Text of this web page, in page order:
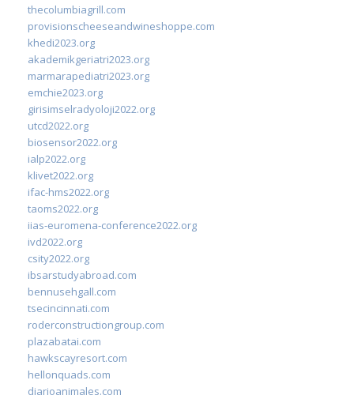
thecolumbiagrill.com
provisionscheeseandwineshoppe.com
khedi2023.org
akademikgeriatri2023.org
marmarapediatri2023.org
emchie2023.org
girisimselradyoloji2022.org
utcd2022.org
biosensor2022.org
ialp2022.org
klivet2022.org
ifac-hms2022.org
taoms2022.org
iias-euromena-conference2022.org
ivd2022.org
csity2022.org
ibsarstudyabroad.com
bennusehgall.com
tsecincinnati.com
roderconstructiongroup.com
plazabatai.com
hawkscayresort.com
hellonquads.com
diarioanimales.com